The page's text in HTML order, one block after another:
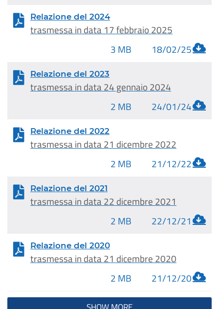
Relazione del 2024
trasmessa in data 17 febbraio 2025
3 MB
18/02/25
Relazione del 2023
trasmessa in data 24 gennaio 2024
2 MB
24/01/24
Relazione del 2022
trasmessa in data 21 dicembre 2022
2 MB
21/12/22
Relazione del 2021
trasmessa in data 22 dicembre 2021
2 MB
22/12/21
Relazione del 2020
trasmessa in data 21 dicembre 2020
2 MB
21/12/20